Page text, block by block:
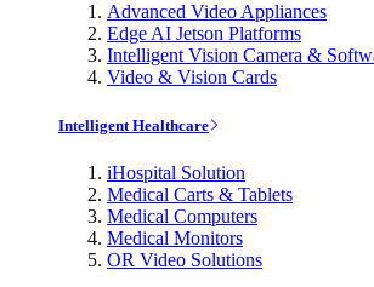
Advanced Video Appliances
Edge AI Jetson Platforms
Intelligent Vision Camera &
Video & Vision Cards
Intelligent Healthcare
iHospital Solution
Medical Carts & Tablets
Medical Computers
Medical Monitors
OR Video Solutions